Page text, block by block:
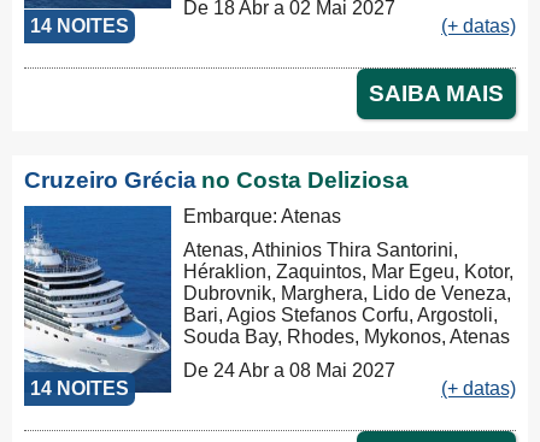
14 NOITES
De 18 Abr a 02 Mai 2027
(+ datas)
SAIBA MAIS
Cruzeiro Grécia no Costa Deliziosa
14 NOITES
Embarque: Atenas
Atenas, Athinios Thira Santorini,
Héraklion, Zaquintos, Mar Egeu, Kotor,
Dubrovnik, Marghera, Lido de Veneza,
Bari, Agios Stefanos Corfu, Argostoli,
Souda Bay, Rhodes, Mykonos, Atenas
De 24 Abr a 08 Mai 2027
(+ datas)